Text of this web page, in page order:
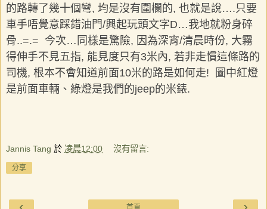
的路轉了幾十個彎, 均是沒有圍欄的, 也就是說….只要
車手唔覺意踩錯油門/興起玩頭文字D…我地就粉身碎
骨..=.= 今次…同樣是驚險, 因為深宵/清晨時份, 大霧
得伸手不見五指, 能見度只有3米內, 若非走慣這條路的
司機, 根本不會知道前面10米的路是如何走! 圖中紅燈
是前面車輛、綠燈是我們的jeep的米錶.
Jannis Tang 於 凌晨12:00 沒有留言:
分享
首頁